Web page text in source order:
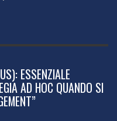
ESSENZIALE
AD HOC QUANDO SI